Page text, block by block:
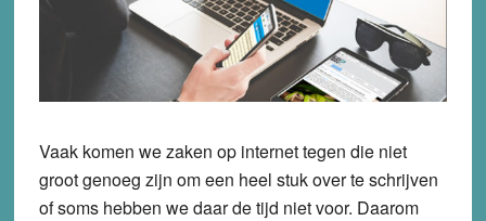
Vaak komen we zaken op internet tegen die niet
groot genoeg zijn om een heel stuk over te schrijven
of soms hebben we daar de tijd niet voor. Daarom